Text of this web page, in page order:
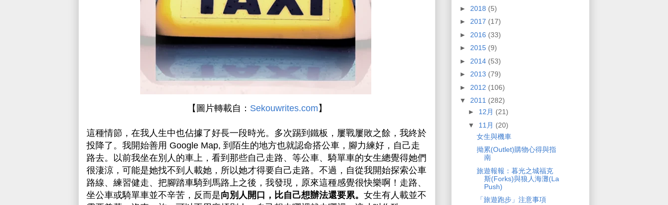
【圖片轉載自： Sekouwrites.com 】
這種情節，在我人生中也佔據了好長一段時光。多次踢到鐵板，屢戰屢敗之餘，我終於
投降了。我開始善用 Google Map, 到陌生的地方也就認命搭公車，腳力練好，自己走
路去。以前我坐在別人的車上，看到那些自己走路、等公車、騎單車的女生總覺得她們
很淒涼，可能是她找不到人載她，所以她才得要自己走路。不過，自從我開始探索公車
路線、練習健走、把腳踏車騎到馬路上之後，我發現，原來這種感覺很快樂啊！走路、
坐公車或騎單車並不辛苦，反而是向別人開口，比自己想辦法還要累。 女生有人載並不
► 2018 (5)
► 2017 (17)
► 2016 (33)
► 2015 (9)
► 2014 (53)
► 2013 (79)
► 2012 (106)
▼ 2011 (282)
► 12月 (21)
▼ 11月 (20)
女生與機車
拗累(Outlet)購物心得與指
南
旅遊報報：暮光之城福克
斯(Forks)與狼人海灘(La
Push)
「旅遊跑步」注意事項